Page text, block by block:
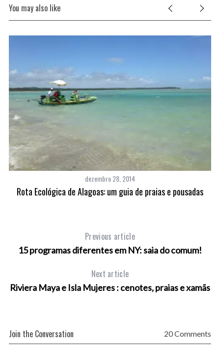
You may also like
dezembro 28, 2014
Rota Ecológica de Alagoas: um guia de praias e pousadas
Previous article
15 programas diferentes em NY: saia do comum!
Next article
Riviera Maya e Isla Mujeres : cenotes, praias e xamãs
Join the Conversation 20 Comments